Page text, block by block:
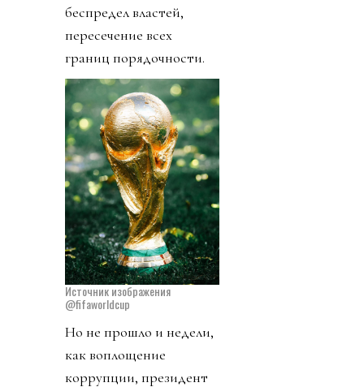
беспредел властей,
пересечение всех
границ порядочности.
Источник изображения
@fifaworldcup
Но не прошло и недели,
как воплощение
коррупции, президент